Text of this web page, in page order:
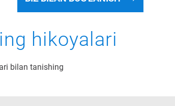
hikoyalari
bilan tanishing